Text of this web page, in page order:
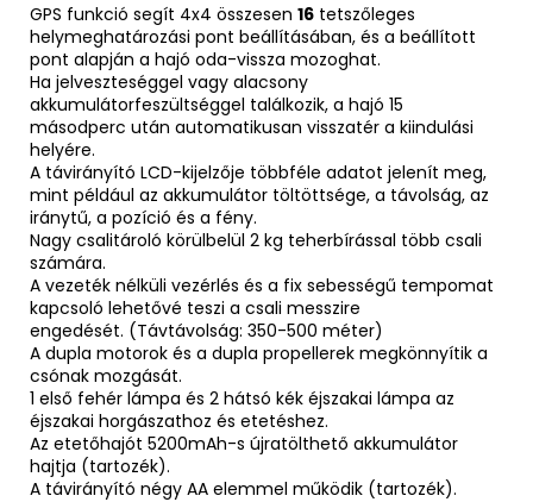
GPS funkció segít 4x4 összesen 16 tetszőleges
helymeghatározási pont beállításában, és a beállított
pont alapján a hajó oda-vissza mozoghat.
Ha jelveszteséggel vagy alacsony
akkumulátorfeszültséggel találkozik, a hajó 15
másodperc után automatikusan visszatér a kiindulási
helyére.
A távirányító LCD-kijelzője többféle adatot jelenít meg,
mint például az akkumulátor töltöttsége, a távolság, az
iránytű, a pozíció és a fény.
Nagy csalitároló körülbelül 2 kg teherbírással több csali
számára.
A vezeték nélküli vezérlés és a fix sebességű tempomat
kapcsoló lehetővé teszi a csali messzire
engedését. (Távtávolság: 350-500 méter)
A dupla motorok és a dupla propellerek megkönnyítik a
csónak mozgását.
1 első fehér lámpa és 2 hátsó kék éjszakai lámpa az
éjszakai horgászathoz és etetéshez.
Az etetőhajót 5200mAh-s újratölthető akkumulátor
hajtja (tartozék).
A távirányító négy AA elemmel működik (tartozék).